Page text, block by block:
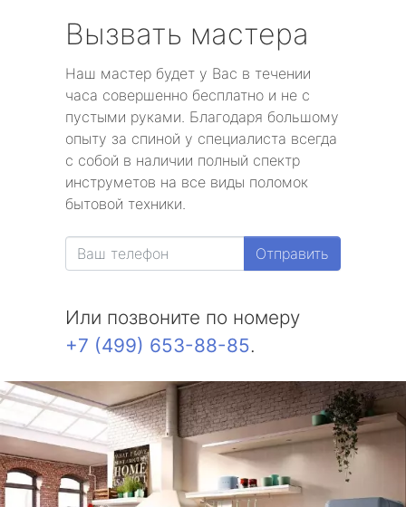
Вызвать мастера
Наш мастер будет у Вас в течении
часа совершенно бесплатно и не с
пустыми руками. Благодаря большому
опыту за спиной у специалиста всегда
с собой в наличии полный спектр
инструметов на все виды поломок
бытовой техники.
Отправить
Или позвоните по номеру
+7 (499) 653-88-85.